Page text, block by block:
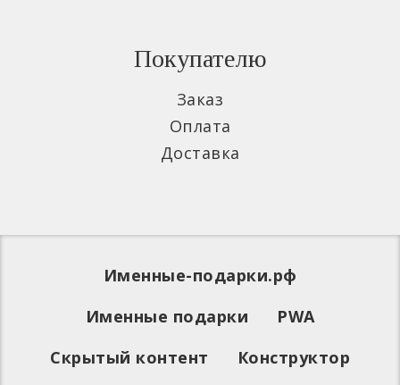
Покупателю
Заказ
Оплата
Доставка
Именные-подарки.рф
Именные подарки
PWA
Скрытый контент
Конструктор